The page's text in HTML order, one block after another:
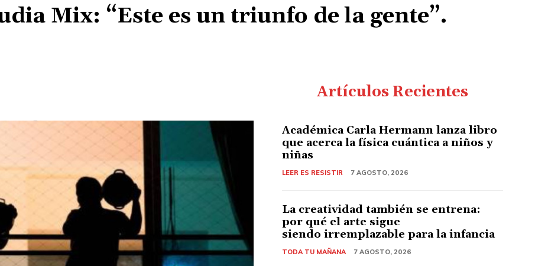
Mix: “Este es un triunfo de la gente”.
Artículos Recientes
Académica Carla Hermann lanza libro
que acerca la física cuántica a niños y
niñas
LEER ES RESISTIR 7 AGOSTO, 2026
La creatividad también se entrena:
por qué el arte sigue
siendo irremplazable para la infancia
TODA TU MAÑANA 7 AGOSTO, 2026